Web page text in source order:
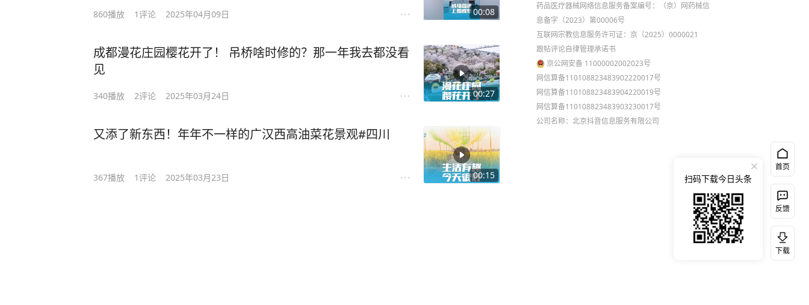
00:08
860播放 1评论 2025年04月09日
00:27
成都漫花庄园樱花开了！ 吊桥啥时修的？那一年我去都没看
见
340播放 2评论 2025年03月24日
00:15
又添了新东西！年年不一样的广汉西高油菜花景观#四川
367播放 1评论 2025年03月23日
药品医疗器械网络信息服务备案编号：（京）网药械信
息备字（2023）第00006号
互联网宗教信息服务许可证：京（2025）0000021
跟帖评论自律管理承诺书
京公网安备 11000002002023号
网信算备110108823483902220017号
网信算备110108823483904220019号
网信算备110108823483903230017号
公司名称：北京抖音信息服务有限公司
首页
反馈
下载
扫码下载今日头条